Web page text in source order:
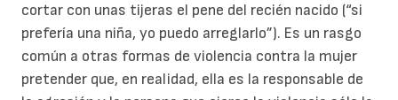
cortar con unas tijeras el pene del recién nacido (“si
prefería una niña, yo puedo arreglarlo”). Es un rasgo
común a otras formas de violencia contra la mujer
pretender que, en realidad, ella es la responsable de